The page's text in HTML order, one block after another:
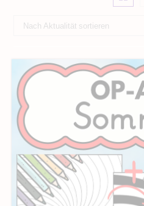
Nach Aktualität sortieren